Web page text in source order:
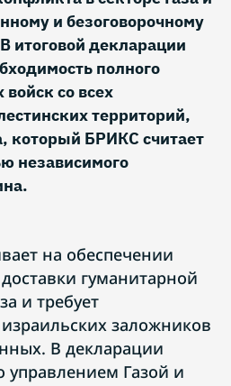
и безоговорочному
итоговой декларации
полного
со всех
территорий,
который БРИКС считает
независимого
на обеспечении
гуманитарной
и требует
заложников
В декларации
управлением Газой и